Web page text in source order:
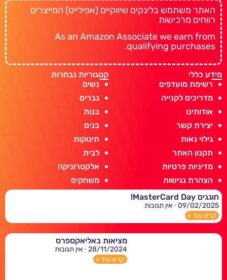
האתר משתמש בלינקים שיווקיים (אפילייט) המייצרים
רווחים מרכישות
As an Amazon Associate we earn from
qualifying purchases.
מידע כללי
רשימת מועדפים
מדריכים לקנייה
אודותינו
יצירת קשר
גילוי נאות
תקנון האתר
מדיניות פרטיות
הצהרת נגישות
קטגוריות נבחרות
נשים
גברים
בנות
בנים
תינוקות
לבית
אלקטרוניקה
משחקים
חוגגים MasterCard Day!
09/02/2025 אין תגובות
קרא עוד »
מציאות באליאקספרס
28/11/2024 אין תגובות
קרא עוד »